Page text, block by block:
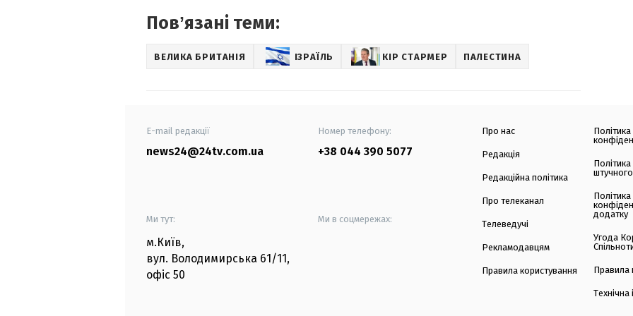
Повʼязані теми:
ВЕЛИКА БРИТАНІЯ ІЗРАЇЛЬ КІР СТАРМЕР ПАЛЕСТИНА
E-mail редакції
news24@24tv.com.ua
Номер телефону:
+38 044 390 5077
Ми тут:
м.Київ,
вул. Володимирська 61/11,
офіс 50
Ми в соцмережах:
Про нас
Редакція
Редакційна політика
Про телеканал
Телеведучі
Рекламодавцям
Правила користування
Політика
штучного
Політика
додатку
Угода
Правила